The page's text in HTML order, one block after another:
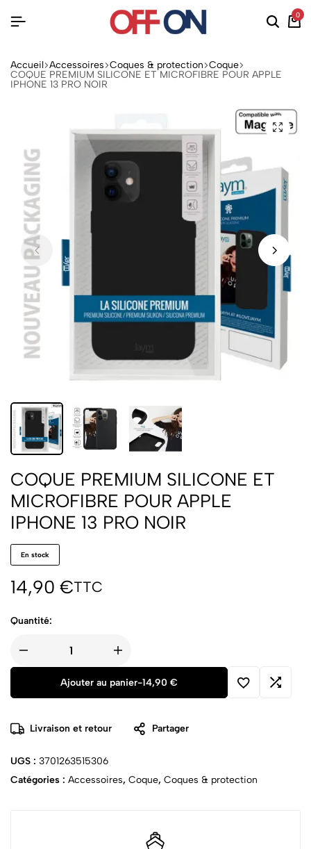
0
Accueil Accessoires Coques & protection Coque
COQUE PREMIUM SILICONE ET MICROFIBRE POUR APPLE
IPHONE 13 PRO NOIR
COQUE PREMIUM SILICONE ET
MICROFIBRE POUR APPLE
IPHONE 13 PRO NOIR
En stock
14,90 €TTC
Quantité:
Ajouter au panier-14,90 €
Livraison et retour Partager
UGS : 3701263515306
Catégories : Accessoires, Coque, Coques & protection